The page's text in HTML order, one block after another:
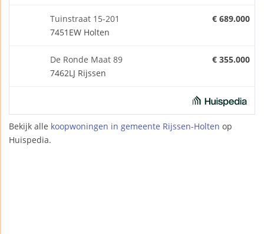
Tuinstraat 15-201
7451EW Holten
€ 689.000
De Ronde Maat 89
7462LJ Rijssen
€ 355.000
Bekijk alle koopwoningen in gemeente Rijssen-Holten op
Huispedia.